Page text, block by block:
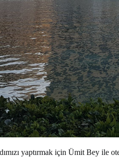
yaptırmak için Ümit Bey ile